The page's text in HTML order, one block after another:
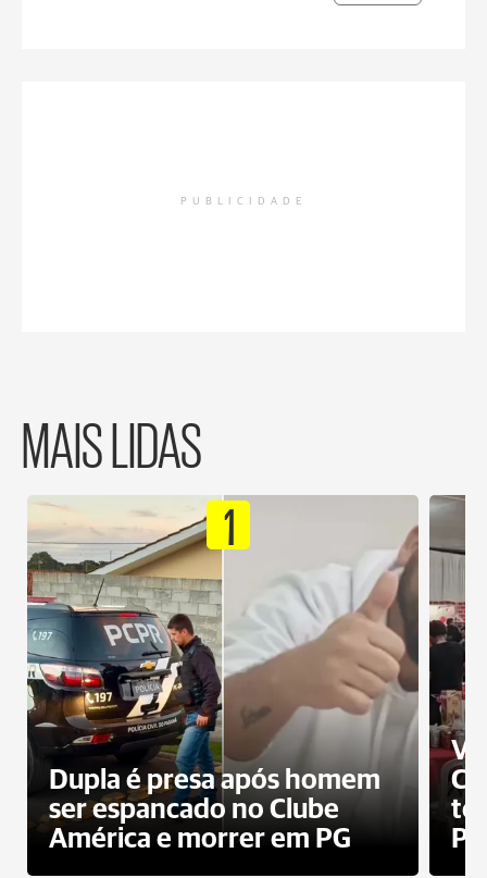
PUBLICIDADE
MAIS LIDAS
1
Dupla é presa após homem
ser espancado no Clube
América e morrer em PG
PG